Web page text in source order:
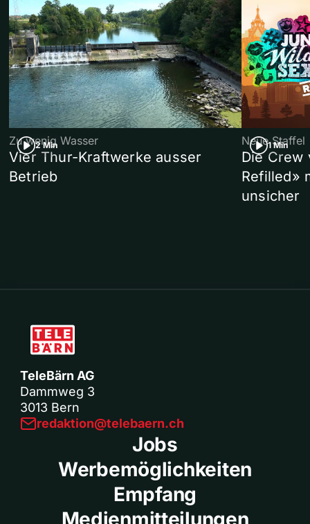
2 Min
Zu wenig Wasser
Vier Thur-Kraftwerke ausser
Betrieb
1 Min
Neue Staffel
Die Crew
Refilled»
unsicher
TeleBärn AG
Dammweg 3
3013 Bern
redaktion@telebaern.ch
Jobs
Werbemöglichkeiten
Empfang
Medienmitteilungen